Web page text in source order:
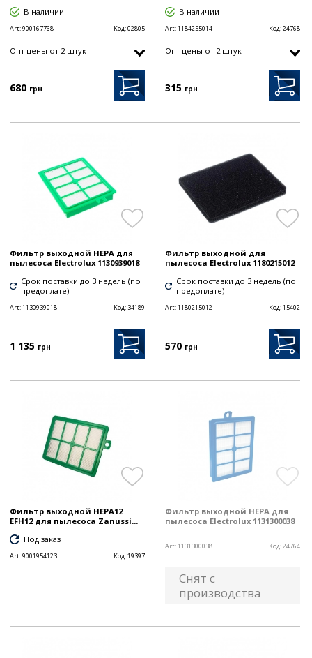
В наличии
Art:900167768 Код:02805
Опт цены от 2 штук
680 грн
В наличии
Art:1184255014 Код:24768
Опт цены от 2 штук
315 грн
Фильтр выходной HEPA для
пылесоса Electrolux 1130939018
Срок поставки до 3 недель (по
предоплате)
Art:1130939018 Код: 34189
1 135 грн
Фильтр выходной для
пылесоса Electrolux 1180215012
Срок поставки до 3 недель (по
предоплате)
Art:1180215012 Код:15402
570 грн
Фильтр выходной HEPA12
EFH12 для пылесоса Zanussi...
Под заказ
Art:9001954123 Код:19397
Фильтр выходной HEPA для
пылесоса Electrolux 1131300038
Art:1131300038 Код:24764
Снят с
производства